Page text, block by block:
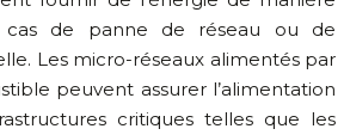
de panne de réseau ou de
Les micro-réseaux alimentés par
peuvent assurer l’alimentation
critiques telles que les